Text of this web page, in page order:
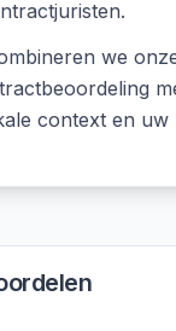
we
context en uw